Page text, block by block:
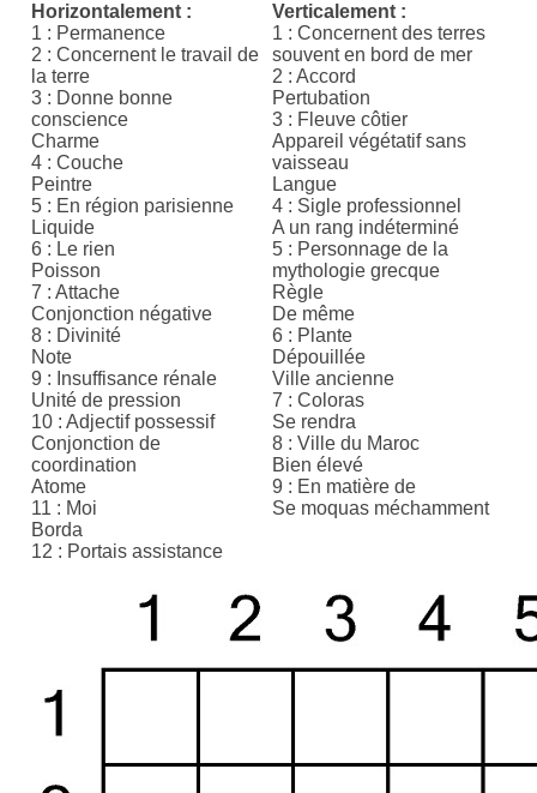
Horizontalement :
1 : Permanence
2 : Concernent le travail de
la terre
3 : Donne bonne
conscience
Charme
4 : Couche
Peintre
5 : En région parisienne
Liquide
6 : Le rien
Poisson
7 : Attache
Conjonction négative
8 : Divinité
Note
9 : Insuffisance rénale
Unité de pression
10 : Adjectif possessif
Conjonction de
coordination
Atome
11 : Moi
Borda
12 : Portais assistance
Verticalement :
1 : Concernent des terres
souvent en bord de mer
2 : Accord
Pertubation
3 : Fleuve côtier
Appareil végétatif sans
vaisseau
Langue
4 : Sigle professionnel
A un rang indéterminé
5 : Personnage de la
mythologie grecque
Règle
De même
6 : Plante
Dépouillée
Ville ancienne
7 : Coloras
Se rendra
8 : Ville du Maroc
Bien élevé
9 : En matière de
Se moquas méchamment